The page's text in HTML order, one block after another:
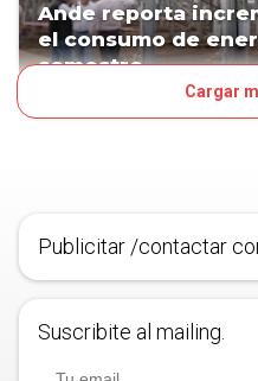
Ande reporta
el consumo de
semestre
Cargar
Publicitar /contactar
Suscribite al mailing.